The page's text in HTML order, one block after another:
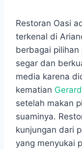
Restoran Oasi
terkenal di
berbagai
segar dan
media karena
kematian
setelah makan
suaminya.
kunjungan dari
yang menyukai